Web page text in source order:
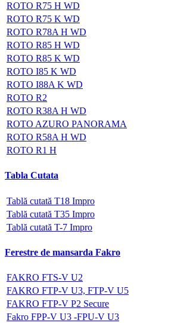
ROTO R75 H WD
ROTO R75 K WD
ROTO R78A H WD
ROTO R85 H WD
ROTO R85 K WD
ROTO I85 K WD
ROTO I88A K WD
ROTO R2
ROTO R38A H WD
ROTO AZURO PANORAMA
ROTO R58A H WD
ROTO R1 H
Tabla Cutata
Tablă cutată T18 Impro
Tablă cutată T35 Impro
Tablă cutată T-7 Impro
Ferestre de mansarda Fakro
FAKRO FTS-V U2
FAKRO FTP-V U3, FTP-V U5
FAKRO FTP-V P2 Secure
Fakro FPP-V U3 -FPU-V U3